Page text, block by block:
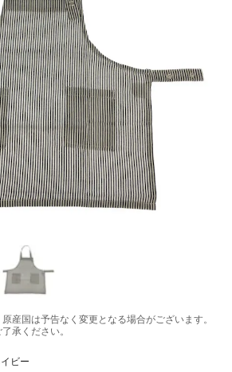
産国は予告なく変更となる場合がございます。
承ください。
ビー